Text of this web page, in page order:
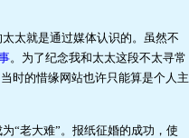
太就是通过媒体认识的。虽然不
。为了纪念我和太太这段不太寻常
时的惜缘网站也许只能算是个人主
“老大难”。报纸征婚的成功，使